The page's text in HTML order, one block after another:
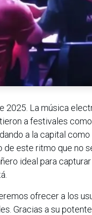
2025. La música
a festivales
a la capital
de este ritmo que no
ideal para
ofrecer a los
Gracias a su